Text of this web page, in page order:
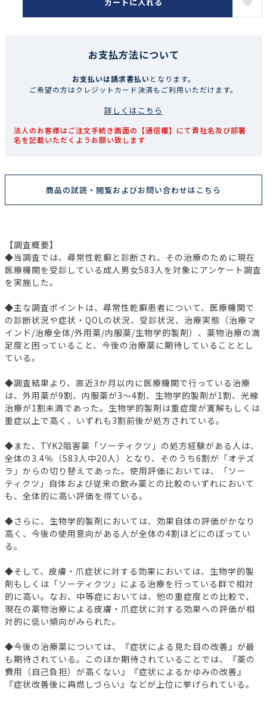
お支払方法について
お支払いは請求書払いとなります。
ご希望の方はクレジットカード決済もご利用いただけます。
詳しくはこちら
法人のお客様はご注文手続き画面の【通信欄】にて貴社名及び部署
名を記載いただくようお願い致します
商品の試読・閲覧およびお問い合わせはこちら
【調査概要】
◆当調査では、尋常性乾癬と診断され、その治療のために現在
医療機関を受診している成人男女583人を対象にアンケート調査
を実施した。
◆主な調査ポイントは、尋常性乾癬患者について、医療機関で
の診断状況や症状・QOLの状況、受診状況、治療実態（治療マ
インド/治療全体/外用薬/内服薬/生物学的製剤）、薬物治療の満
足度と困っていること、今後の治療薬に期待していることとし
ている。
◆調査結果より、直近3か月以内に医療機関で行っている治療
は、外用薬が9割、内服薬が3～4割、生物学的製剤が1割、光線
治療が1割未満であった。生物学的製剤は重症度が寛解もしくは
重症以上で高く、いずれも3割前後が処方されている。
◆また、TYK2阻害薬「ソーティクツ」の処方経験がある人は、
全体の3.4％（583人中20人）となり、そのうち6割が「オテズ
ラ」からの切り替えであった。使用評価においては、「ソー
ティクツ」自体および従来の飲み薬との比較のいずれにおいて
も、全体的に高い評価を得ている。
◆さらに、生物学的製剤においては、効果自体の評価がかなり
高く、今後の使用意向がある人が全体の4割ほどにのぼってい
る。
◆そして、皮膚・爪症状に対する効果においては、生物学的製
剤もしくは「ソーティクツ」による治療を行っている群で相対
的に高い。なお、中等症においては、他の重症度との比較で、
現在の薬物治療による皮膚・爪症状に対する効果への評価が相
対的に低い傾向がみられた。
◆今後の治療薬については、『症状による見た目の改善』が最
も期待されている。このほか期待されていることでは、『薬の
費用（自己負担）が高くない』『症状によるかゆみの改善』
『症状改善後に再燃しづらい』などが上位に挙げられている。